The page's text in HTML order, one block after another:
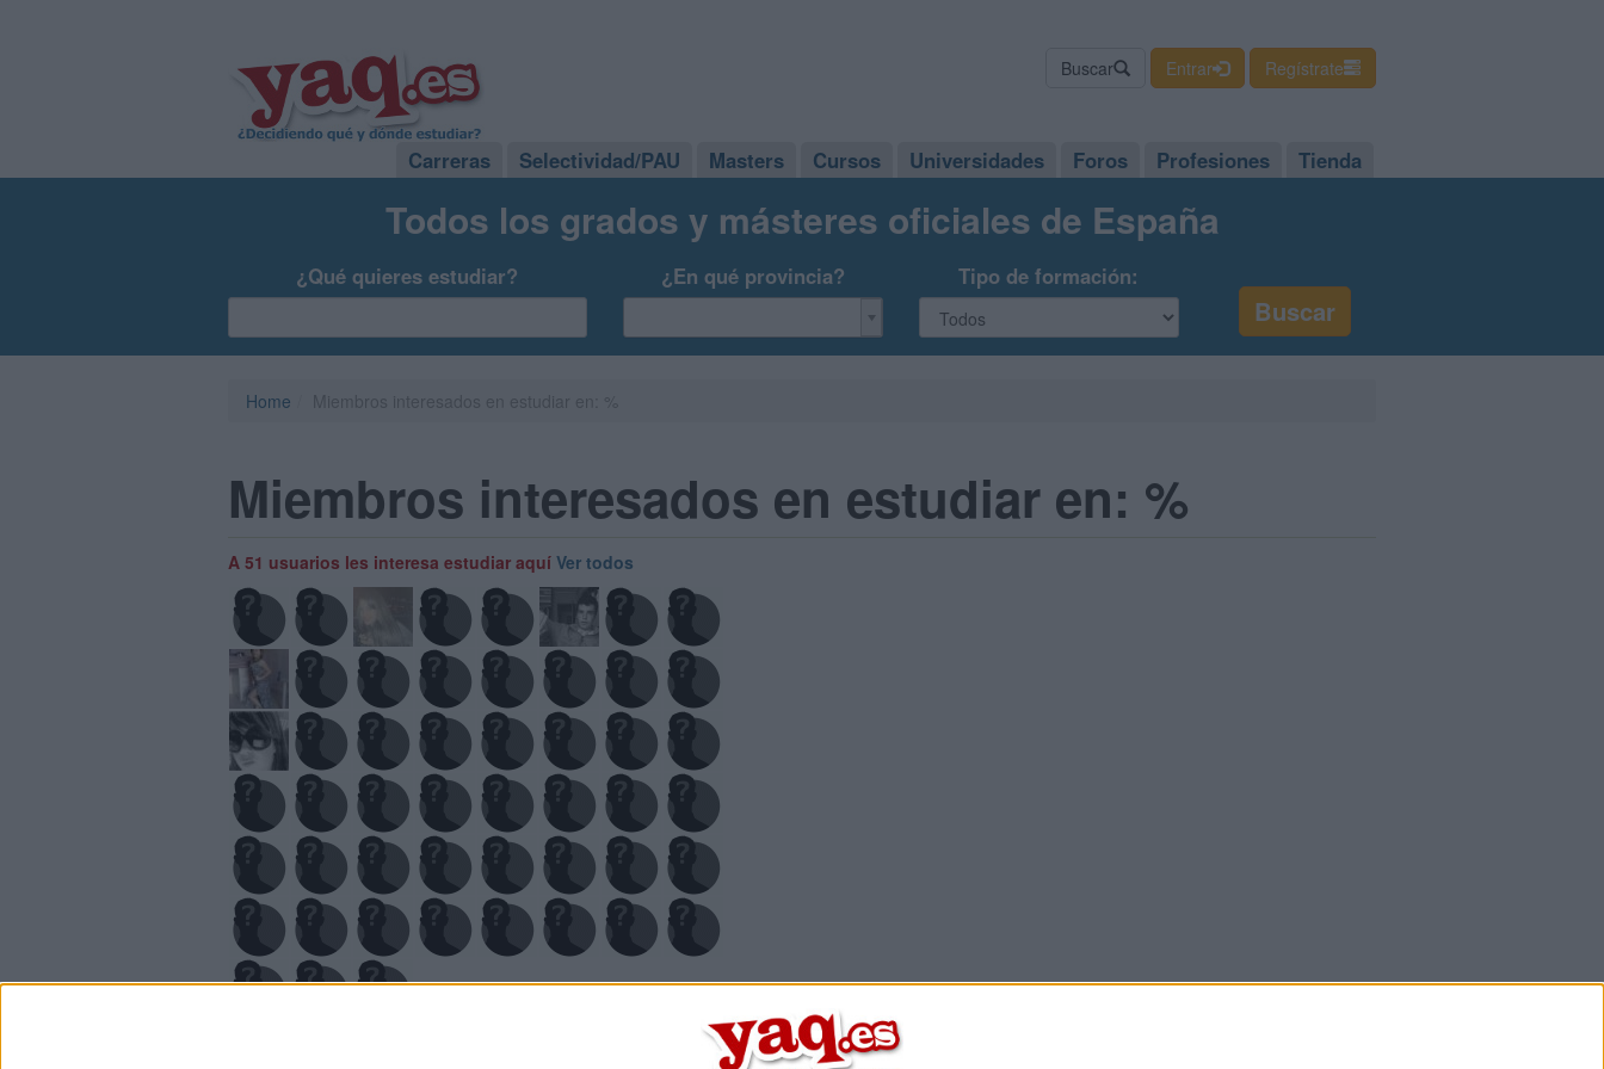
Buscar Entrar Regístrate
Carreras Selectividad/PAU Masters Cursos Universidades Foros Profesiones Tienda
Todos los grados y másteres oficiales de España
¿Qué quieres estudiar? ¿En qué provincia? Tipo de formación:
Home
Miembros interesados en estudiar en: %
A 51 usuarios les interesa estudiar aquí Ver todos